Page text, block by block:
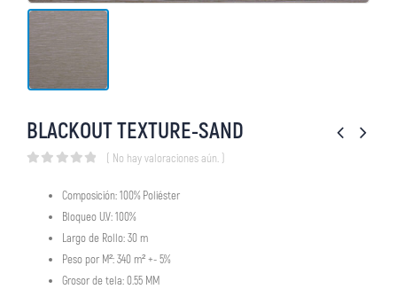
BLACKOUT TEXTURE-SAND
( No hay valoraciones aún. )
Composición: 100% Poliéster
Bloqueo U.V: 100%
Largo de Rollo: 30 m
Peso por M²: 340 m² +- 5%
Grosor de tela: 0.55 MM